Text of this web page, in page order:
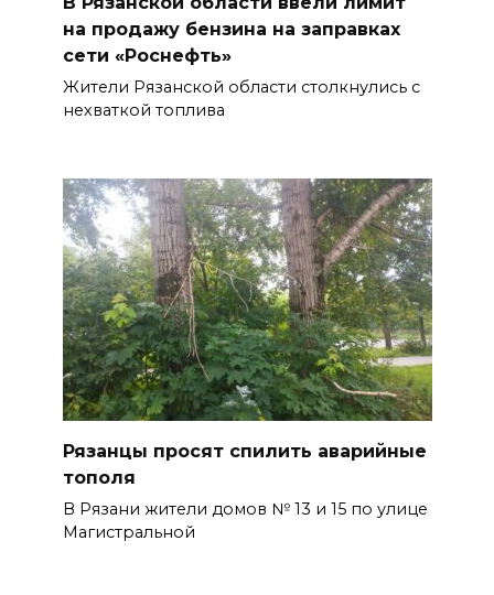
на продажу бензина на заправках
сети «Роснефть»
Жители Рязанской области столкнулись с
нехваткой топлива
Рязанцы просят спилить аварийные
тополя
В Рязани жители домов № 13 и 15 по улице
Магистральной